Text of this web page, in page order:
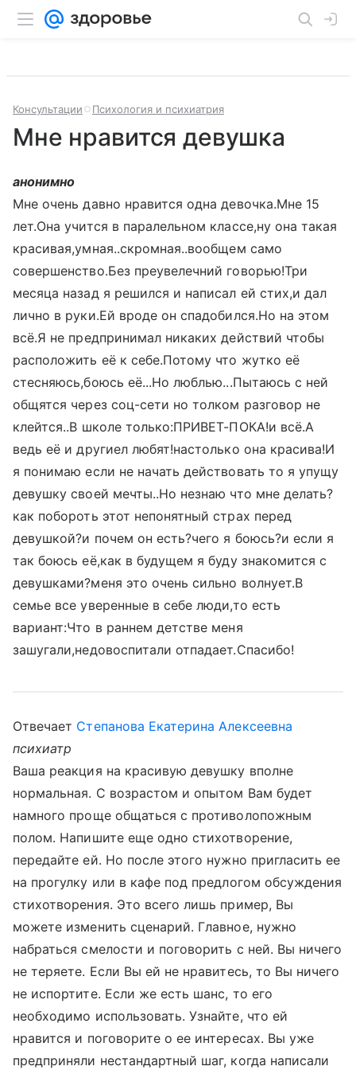
Консультации Психология и психиатрия
Мне нравится девушка
анонимно
Мне очень давно нравится одна девочка.Мне 15
лет.Она учится в паралельном классе,ну она такая
красивая,умная..скромная..вообщем само
совершенство.Без преувелечний говорью!Три
месяца назад я решился и написал ей стих,и дал
лично в руки.Ей вроде он спадобился.Но на этом
всё.Я не предпринимал никаких действий чтобы
расположить её к себе.Потому что жутко её
стесняюсь,боюсь её...Но люблью...Пытаюсь с ней
общятся через соц-сети но толком разговор не
клейтся..В школе только:ПРИВЕТ-ПОКА!и всё.А
ведь её и другиел любят!настолько она красива!И
я понимаю если не начать действовать то я упущу
девушку своей мечты..Но незнаю что мне делать?
как побороть этот непонятный страх перед
девушкой?и почем он есть?чего я боюсь?и если я
так боюсь её,как в будущем я буду знакомится с
девушками?меня это очень сильно волнует.В
семье все уверенные в себе люди,то есть
вариант:Что в раннем детстве меня
зашугали,недовоспитали отпадает.Спасибо!
Отвечает Степанова Екатерина Алексеевна
психиатр
Ваша реакция на красивую девушку вполне
нормальная. С возрастом и опытом Вам будет
намного проще общаться с противолопожным
полом. Напишите еще одно стихотворение,
передайте ей. Но после этого нужно пригласить ее
на прогулку или в кафе под предлогом обсуждения
стихотворения. Это всего лишь пример, Вы
можете изменить сценарий. Главное, нужно
набраться смелости и поговорить с ней. Вы ничего
не теряете. Если Вы ей не нравитесь, то Вы ничего
не испортите. Если же есть шанс, то его
необходимо использовать. Узнайте, что ей
нравится и поговорите о ее интересах. Вы уже
предприняли нестандартный шаг, когда написали